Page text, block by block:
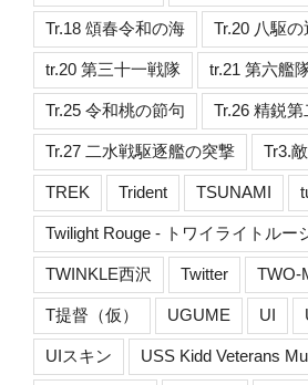
Tr.18 頌春令和の海 Tr.20 八駆の
tr.20 第三十一戦隊 tr.21 第六艦
Tr.25 令和桃の節句 Tr.26 精鋭
Tr.27 二水戦駆逐艦の突撃 Tr3.
TREK Trident TSUNAMI
Twilight Rouge - トワイライトルー
TWINKLE西沢 Twitter TWO-
T提督（仮） UGUME UI
UIスキン USS Kidd Veterans